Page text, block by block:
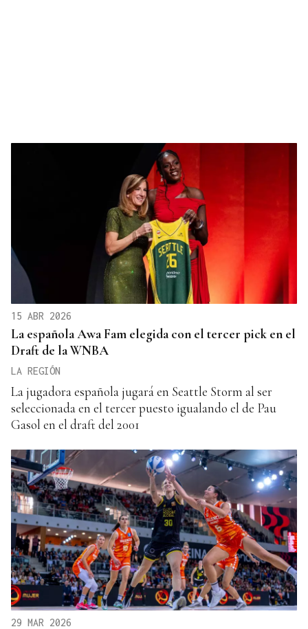
15 ABR 2026
La española Awa Fam elegida con el tercer pick en el
Draft de la WNBA
LA REGIÓN
La jugadora española jugará en Seattle Storm al ser
seleccionada en el tercer puesto igualando el de Pau
Gasol en el draft del 2001
29 MAR 2026